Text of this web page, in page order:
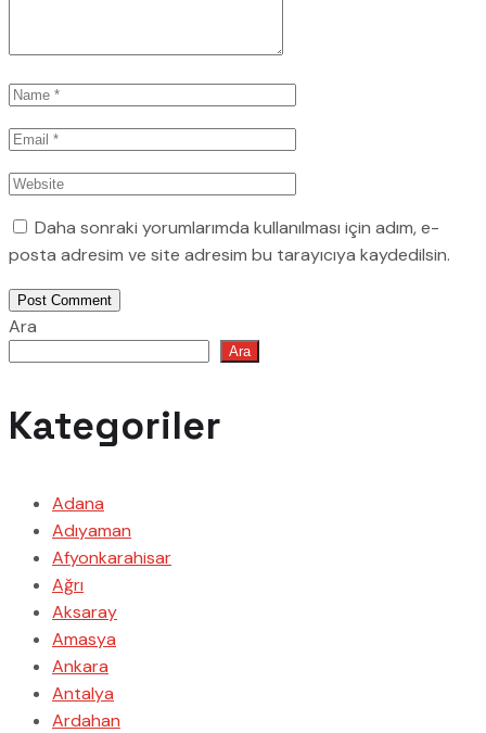
Daha sonraki yorumlarımda kullanılması için adım, e-
posta adresim ve site adresim bu tarayıcıya kaydedilsin.
Post Comment
Ara
Ara
Kategoriler
Adana
Adıyaman
Afyonkarahisar
Ağrı
Aksaray
Amasya
Ankara
Antalya
Ardahan